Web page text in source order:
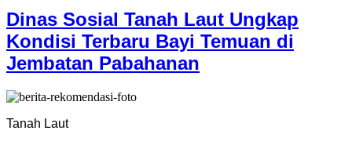
Dinas Sosial Tanah Laut Ungkap
Kondisi Terbaru Bayi Temuan di
Jembatan Pabahanan
Tanah Laut